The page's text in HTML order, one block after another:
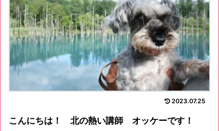
2023.07.25
こんにちは！ 北の熱い講師 オッケーです！